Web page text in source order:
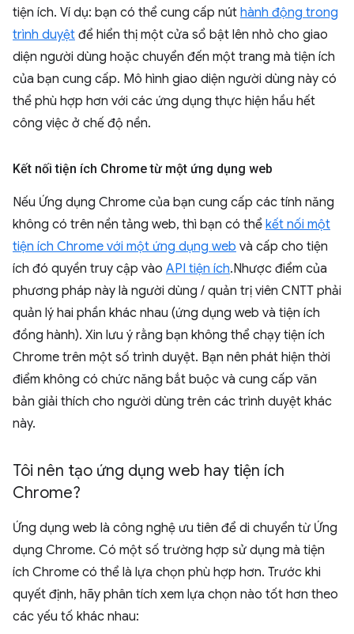
tiện ích. Ví dụ: bạn có thể cung cấp nút hành động trong
trình duyệt để hiển thị một cửa sổ bật lên nhỏ cho giao
diện người dùng hoặc chuyển đến một trang mà tiện ích
của bạn cung cấp. Mô hình giao diện người dùng này có
thể phù hợp hơn với các ứng dụng thực hiện hầu hết
công việc ở chế độ nền.
Kết nối tiện ích Chrome từ một ứng dụng web
Nếu Ứng dụng Chrome của bạn cung cấp các tính năng
không có trên nền tảng web, thì bạn có thể kết nối một
tiện ích Chrome với một ứng dụng web và cấp cho tiện
ích đó quyền truy cập vào API tiện ích.Nhược điểm của
phương pháp này là người dùng / quản trị viên CNTT phải
quản lý hai phần khác nhau (ứng dụng web và tiện ích
đồng hành). Xin lưu ý rằng bạn không thể chạy tiện ích
Chrome trên một số trình duyệt. Bạn nên phát hiện thời
điểm không có chức năng bắt buộc và cung cấp văn
bản giải thích cho người dùng trên các trình duyệt khác
này.
Tôi nên tạo ứng dụng web hay tiện ích
Chrome?
Ứng dụng web là công nghệ ưu tiên để di chuyển từ Ứng
dụng Chrome. Có một số trường hợp sử dụng mà tiện
ích Chrome có thể là lựa chọn phù hợp hơn. Trước khi
quyết định, hãy phân tích xem lựa chọn nào tốt hơn theo
các yếu tố khác nhau: